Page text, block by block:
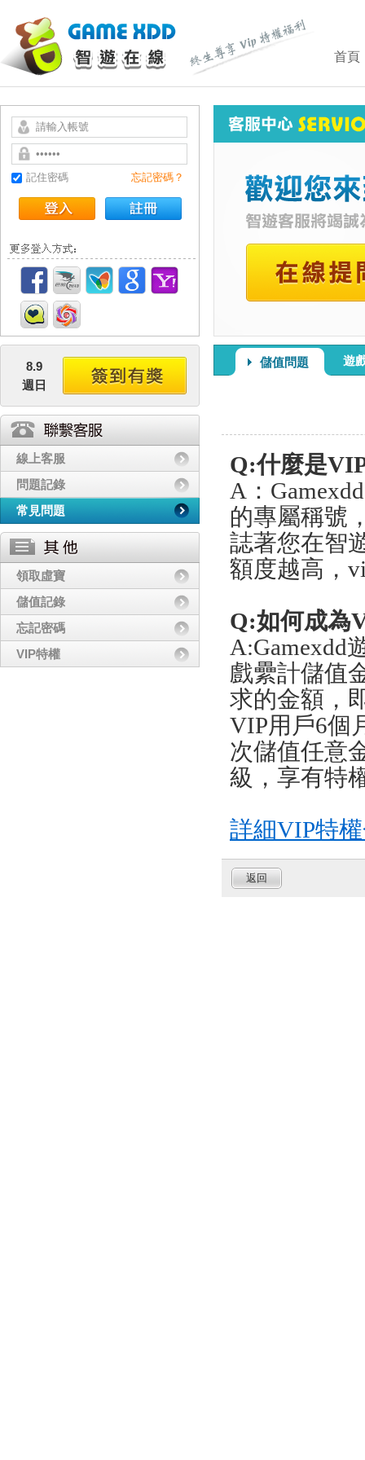
首頁
記住密碼 忘記密碼？
8.9
週日
線上客服
問題記錄
常見問題
領取虛寶
儲值記錄
忘記密碼
VIP特權
儲值問題 遊
Q:什麼是
A：
的專屬稱號
誌著您在智
額度越高，
Q:如何成為
A:Gamexdd
戲纍計儲值
求的金額，
VIP用戶6個
次儲值任意
級，享有特
詳細VIP特
返回